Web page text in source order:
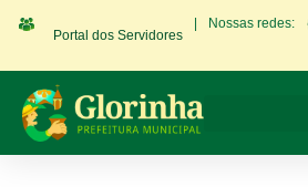
Portal dos Servidores
Nossas redes: